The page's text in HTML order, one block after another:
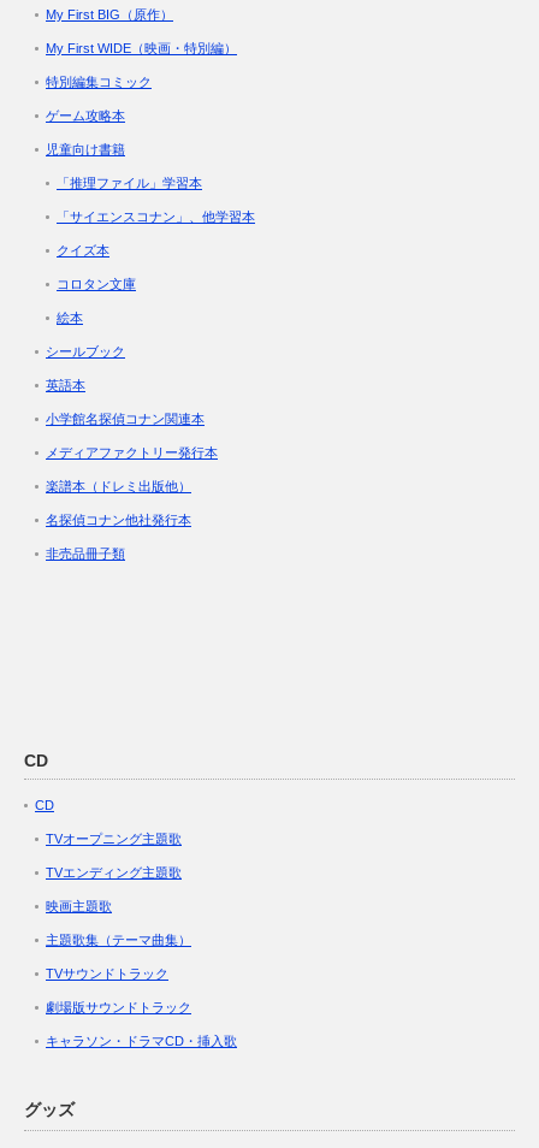
My First BIG（原作）
My First WIDE（映画・特別編）
特別編集コミック
ゲーム攻略本
児童向け書籍
「推理ファイル」学習本
「サイエンスコナン」、他学習本
クイズ本
コロタン文庫
絵本
シールブック
英語本
小学館名探偵コナン関連本
メディアファクトリー発行本
楽譜本（ドレミ出版他）
名探偵コナン他社発行本
非売品冊子類
CD
CD
TVオープニング主題歌
TVエンディング主題歌
映画主題歌
主題歌集（テーマ曲集）
TVサウンドトラック
劇場版サウンドトラック
キャラソン・ドラマCD・挿入歌
グッズ